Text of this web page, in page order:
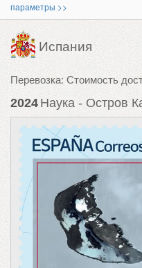
параметры >>
Испания
Перевозка: Стоимость
2024 Наука - Остров